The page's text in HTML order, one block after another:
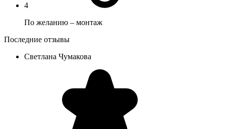
4
По желанию – монтаж
Последние отзывы
Светлана Чумакова